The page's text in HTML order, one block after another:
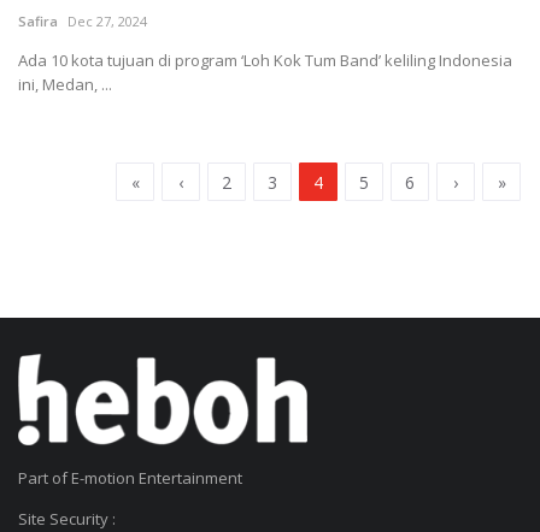
Safira Dec 27, 2024
Ada 10 kota tujuan di program ‘Loh Kok Tum Band’ keliling Indonesia
ini, Medan, ...
« ‹ 2 3 4 5 6 › »
Part of E-motion Entertainment
Site Security :